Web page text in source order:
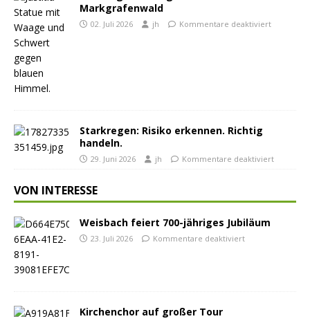
Markgrafenwald
02. Juli 2026 jh Kommentare deaktiviert
Starkregen: Risiko erkennen. Richtig
handeln.
29. Juni 2026 jh Kommentare deaktiviert
VON INTERESSE
Weisbach feiert 700-jähriges Jubiläum
23. Juli 2026 Kommentare deaktiviert
Kirchenchor auf großer Tour